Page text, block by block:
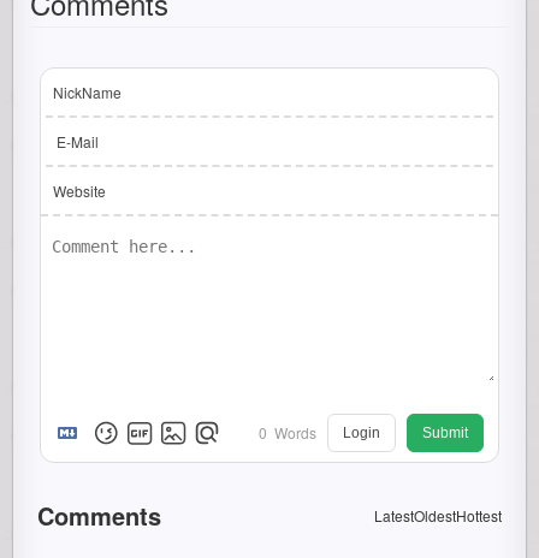
NickName
E-Mail
Website
0 Words Login Submit
Comments LatestOldestHottest